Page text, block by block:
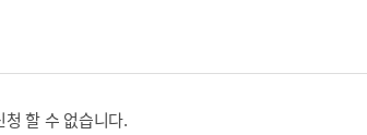
할 수 없습니다.